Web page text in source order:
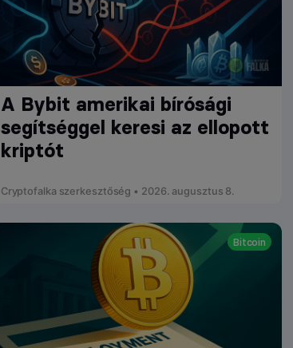
A Bybit amerikai bírósági
segítséggel keresi az ellopott
kriptót
Cryptofalka szerkesztőség • 2026. augusztus 8.
Bitcoin